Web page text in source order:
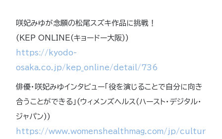
咲妃みゆが念願の松尾スズキ作品に挑戦！
(KEP ONLINE(キョードー大阪))
https://kyodo-
osaka.co.jp/kep_online/detail/736
俳優・咲妃みゆインタビュー「役を演じることで自分に向き
合うことができる」(ウィメンズヘルス(ハースト・デジタル・
ジャパン))
https://www.womenshealthmag.com/jp/cultur